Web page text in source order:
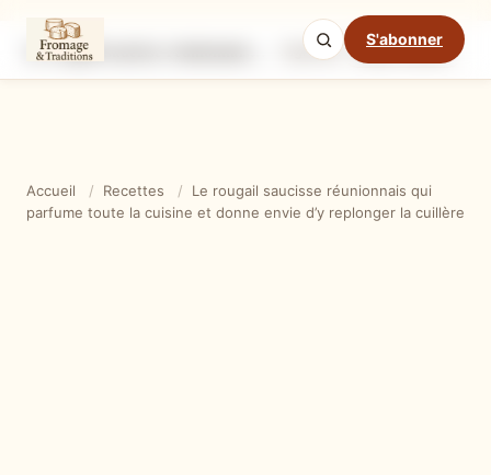
S'abonner
Ingrédients Étapes
Mode cuisine
Accueil / Recettes /
Le rougail saucisse réunionnais qui
parfume toute la cuisine et donne envie d’y replonger la cuillère